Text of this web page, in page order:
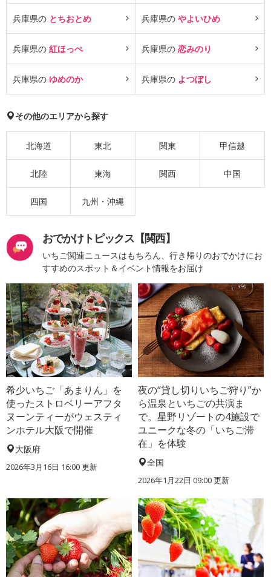
兵庫県の とちおとめ 兵庫県の やよいひめ
兵庫県の 紅ほっぺ 兵庫県の 恋みのり
兵庫県の ゆめのか 兵庫県の よつぼし
その他のエリアから探す
北海道 東北 関東 甲信越
北陸 東海 関西 中国
四国 九州・沖縄
おでかけトピックス【関西】
いちご関連ニュースはもちろん、行き帰りのおでかけにお
すすめのスポット＆イベント情報をお届け
希少いちご「あまりん」を
使ったストロベリーアフタ
ヌーンティーがウェスティ
ンホテル大阪で開催
大阪府
2026年3月16日 16:00 更新
夜の“貸し切りいちご狩り”か
ら温泉といちごの共演ま
で。星野リゾートの4施設で
ユニークな冬の「いちご滞
在」を体験
全国
2026年1月22日 09:00 更新